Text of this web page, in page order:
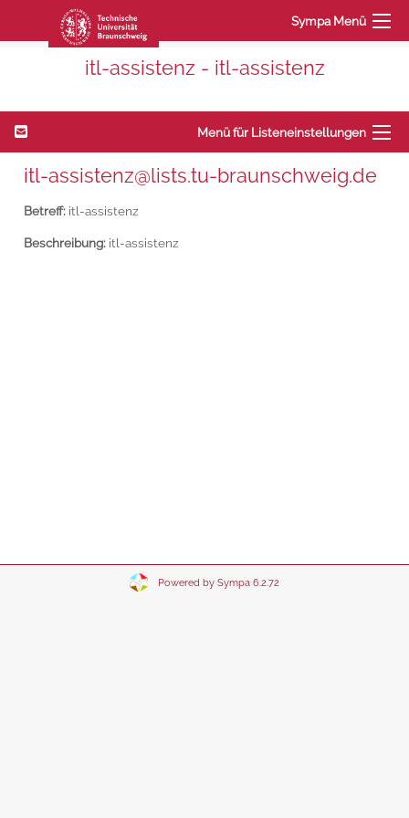
Sympa Menü
itl-assistenz - itl-assistenz
Menü für Listeneinstellungen
itl-assistenz@lists.tu-braunschweig.de
Betreff: itl-assistenz
Beschreibung: itl-assistenz
Powered by Sympa 6.2.72